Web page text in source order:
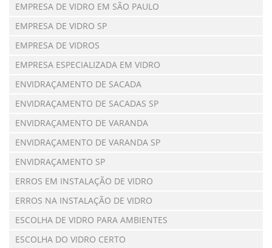
EMPRESA DE VIDRO EM SÃO PAULO
EMPRESA DE VIDRO SP
EMPRESA DE VIDROS
EMPRESA ESPECIALIZADA EM VIDRO
ENVIDRAÇAMENTO DE SACADA
ENVIDRAÇAMENTO DE SACADAS SP
ENVIDRAÇAMENTO DE VARANDA
ENVIDRAÇAMENTO DE VARANDA SP
ENVIDRAÇAMENTO SP
ERROS EM INSTALAÇÃO DE VIDRO
ERROS NA INSTALAÇÃO DE VIDRO
ESCOLHA DE VIDRO PARA AMBIENTES
ESCOLHA DO VIDRO CERTO